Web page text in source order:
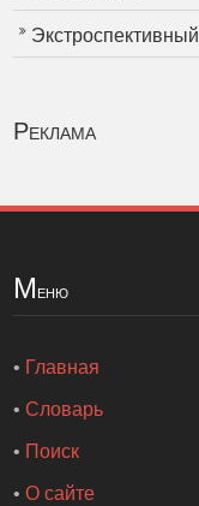
Экстроспективный
Реклама
Меню
• Главная
•Словарь
• Поиск
•О сайте